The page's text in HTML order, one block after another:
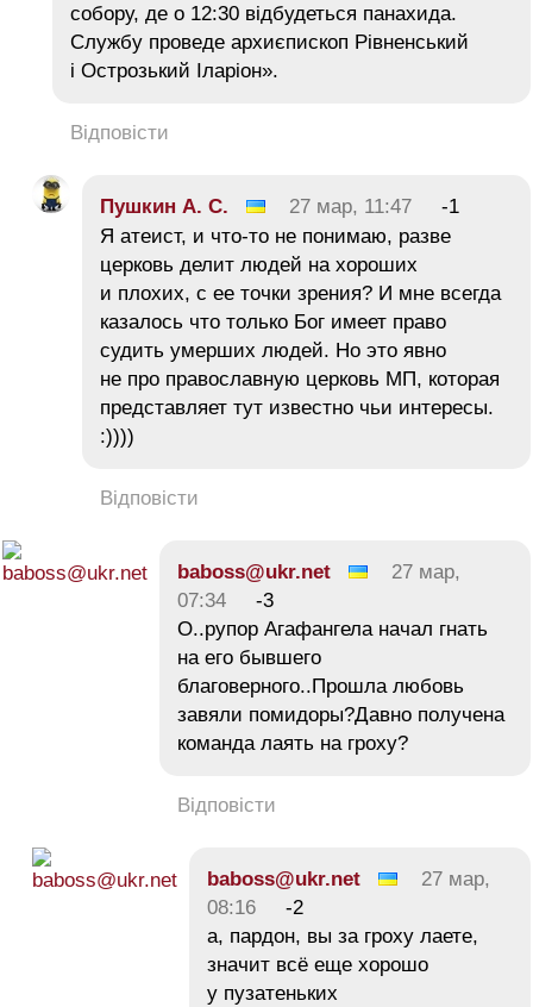
собору, де о 12:30 відбудеться панахида.
Службу проведе архиєпископ Рівненський
і Острозький Іларіон».
Відповісти
Пушкин А. С. 27 мар, 11:47
-1
Я атеист, и что-то не понимаю, разве
церковь делит людей на хороших
и плохих, с ее точки зрения? И мне всегда
казалось что только Бог имеет право
судить умерших людей. Но это явно
не про православную церковь МП, которая
представляет тут известно чьи интересы.
:))))
Відповісти
baboss@ukr.net
27 мар,
07:34
-3
О..рупор Агафангела начал гнать
на его бывшего
благоверного..Прошла любовь
завяли помидоры?Давно получена
команда лаять на гроху?
Відповісти
baboss@ukr.net
27 мар,
08:16
-2
а, пардон, вы за гроху лаете,
значит всё еще хорошо
у пузатеньких